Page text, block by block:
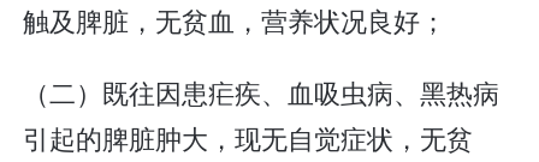
触及脾脏，无贫血，营养状况良好；
（二）既往因患疟疾、血吸虫病、黑热病
引起的脾脏肿大，现无自觉症状，无贫